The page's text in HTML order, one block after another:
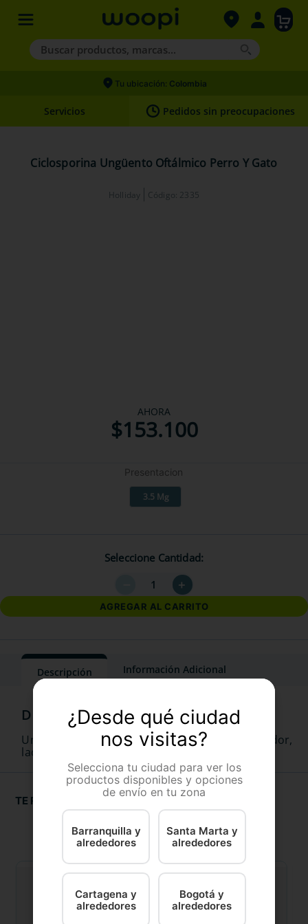
Buscar productos, marcas...
Términos más buscados
2.
hills
Tu ubicación: Colombia
Servicios Pedidos sin preocupaciones
Ciclosporina Ungüento Oftálmico Perro Y Gato
Holliday Código: 2335
AHORA
$153.100
Presentacion
3.5 Mg
Seleccione Cantidad
＋
AGREGAR AL CARRITO
Descripción Información Adicional
Ungüento oftálmico inmunomodulador,
lacromimético y antiinflamatorio.
TE RECOMENDAMOS
¿Desde qué ciudad
nos visitas?
Selecciona tu ciudad para ver los
productos disponibles y opciones
de envío en tu zona
Barranquilla y
alrededores
Santa Marta y
alrededores
Cartagena y
alrededores
Bogotá y
alrededores